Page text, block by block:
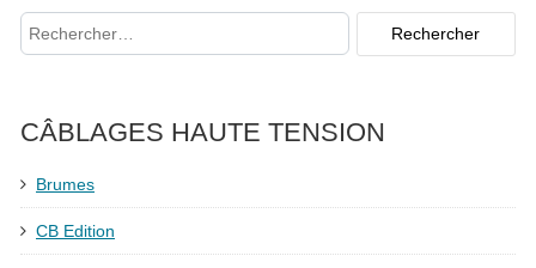
CÂBLAGES HAUTE TENSION
Brumes
CB Edition